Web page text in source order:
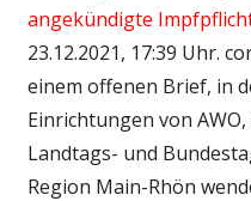
angekündigte
23.12.2021, 17:39 Uhr.
einem offenen Brief, in
Einrichtungen von
Landtags- und
Region Main-Rhön